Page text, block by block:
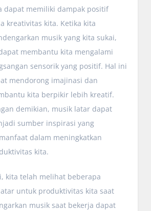
dapat memiliki dampak positif
kreativitas kita. Ketika kita
musik yang kita sukai,
membantu kita mengalami
sensorik yang positif. Hal ini
mendorong imajinasi dan
kita berpikir lebih kreatif.
demikian, musik latar dapat
sumber inspirasi yang
dalam meningkatkan
kita.
kita telah melihat beberapa
untuk produktivitas kita saat
musik saat bekerja dapat